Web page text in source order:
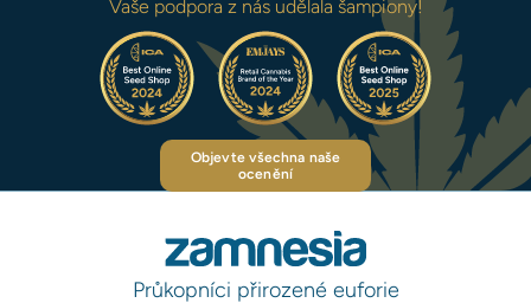
Vaše podpora z nás udělala šampiony!
Objevte všechna naše
ocenění
Průkopníci přirozené euforie